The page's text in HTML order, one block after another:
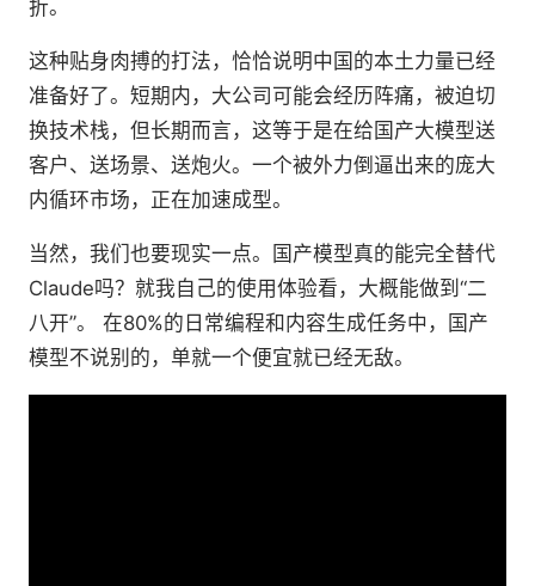
折。
这种贴身肉搏的打法，恰恰说明中国的本土力量已经
准备好了。短期内，大公司可能会经历阵痛，被迫切
换技术栈，但长期而言，这等于是在给国产大模型送
客户、送场景、送炮火。一个被外力倒逼出来的庞大
内循环市场，正在加速成型。
当然，我们也要现实一点。国产模型真的能完全替代
Claude吗？就我自己的使用体验看，大概能做到“二
八开”。 在80%的日常编程和内容生成任务中，国产
模型不说别的，单就一个便宜就已经无敌。